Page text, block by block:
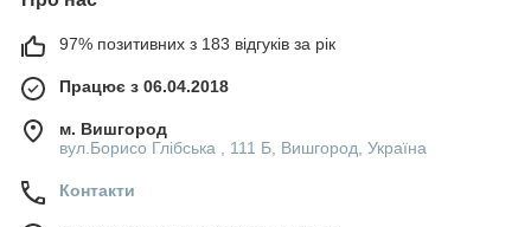
97% позитивних з 183 відгуків за рік
Працює з 06.04.2018
м. Вишгород
вул.Борисо Глібська , 111 Б, Вишгород, Україна
Контакти